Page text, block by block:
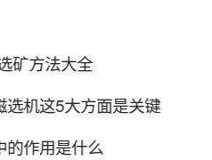
矿方法大全
选机这5大方面是关键
的作用是什么